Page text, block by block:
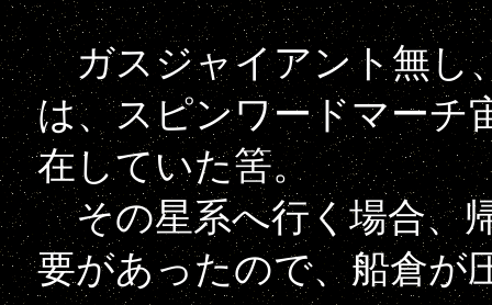
ガスジャイアント無し
は、スピンワードマーチ
在していた筈。
その星系へ行く場合、
要があったので、船倉が